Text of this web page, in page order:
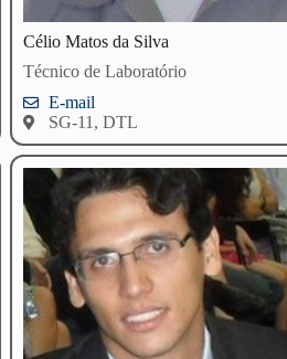
Célio Matos da Silva
Técnico de Laboratório
E-mail
SG-11, DTL